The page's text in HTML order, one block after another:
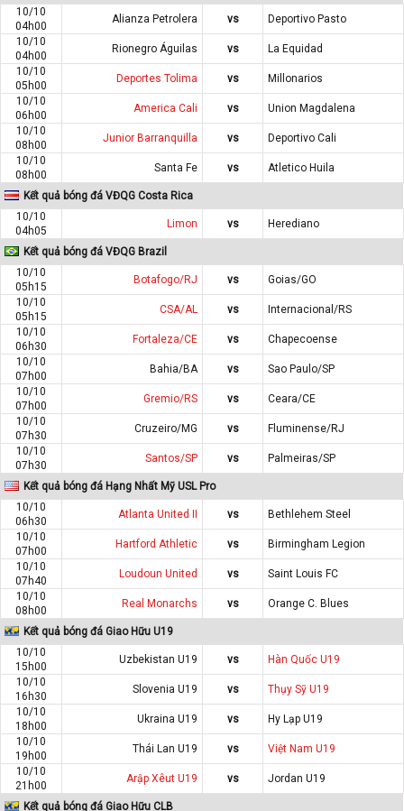
10/10
04h00
Alianza Petrolera vs
Deportivo Pasto
10/10
04h00
Rionegro Águilas vs
La Equidad
10/10
05h00
Deportes Tolima vs
Millonarios
10/10
06h00
America Cali vs
Union Magdalena
10/10
08h00
Junior Barranquilla vs
Deportivo Cali
10/10
08h00
Santa Fe vs Atletico Huila
Kết quả bóng đá VĐQG Costa Rica
10/10
04h05
Limon vs Herediano
Kết quả bóng đá VĐQG Brazil
10/10
05h15
Botafogo/RJ vs
Goias/GO
10/10
05h15
CSA/AL vs
Internacional/RS
10/10
06h30
Fortaleza/CE vs
Chapecoense
10/10
07h00
Bahia/BA vs
Sao Paulo/SP
10/10
07h00
Gremio/RS vs
Ceara/CE
10/10
07h30
Cruzeiro/MG vs
Fluminense/RJ
10/10
07h30
Santos/SP vs Palmeiras/SP
Kết quả bóng đá Hạng Nhất Mỹ USL Pro
10/10
06h30
Atlanta United II vs
Bethlehem Steel
10/10
07h00
Hartford Athletic vs
Birmingham Legion
10/10
07h40
Loudoun United vs
Saint Louis FC
10/10
08h00
Real Monarchs vs Orange C. Blues
Kết quả bóng đá Giao Hữu U19
10/10
15h00
Uzbekistan U19 vs
Hàn Quốc U19
10/10
16h30
Slovenia U19 vs
Thụy Sỹ U19
10/10
18h00
Ukraina U19 vs
Hy Lạp U19
10/10
19h00
Thái Lan U19 vs
Việt Nam U19
10/10
21h00
Arập Xêut U19 vs Jordan U19
Kết quả bóng đá Giao Hữu CLB